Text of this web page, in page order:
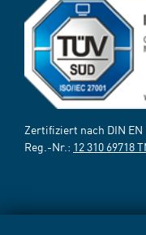
Zertifiziert nach DIN EN
Reg.-Nr.: 12 310 69718